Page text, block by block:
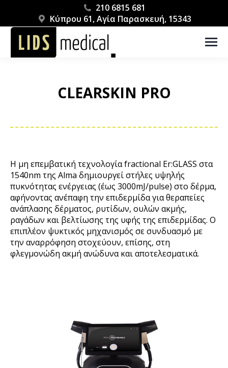
210 6815 681
Κύπρου 61, Αγία Παρασκευή, 15343
CLEARSKIN PRO
Η μη επεμβατική τεχνολογία fractional Er:GLASS στα
1540nm της Alma δημιουργεί στήλες υψηλής
πυκνότητας ενέργειας (έως 3000mJ/pulse) στο δέρμα,
αφήνοντας ανέπαφη την επιδερμίδα για θεραπείες
ανάπλασης δέρματος, ρυτίδων, ουλών ακμής,
ραγάδων και βελτίωσης της υφής της επιδερμίδας. Ο
επιπλέον ψυκτικός μηχανισμός σε συνδυασμό με
την αναρρόφηση στοχεύουν, επίσης, στη
φλεγμονώδη ακμή ανώδυνα και αποτελεσματικά.